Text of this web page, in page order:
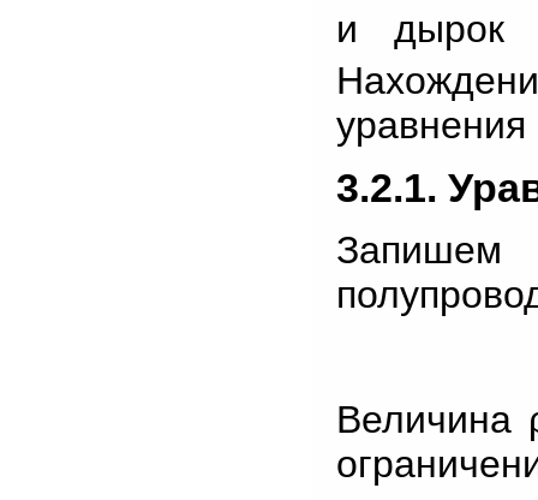
и дырок
3.2.1.
Величина